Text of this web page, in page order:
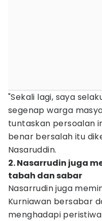
"Sekali lagi, saya
segenap warga
tuntaskan persoalan
benar bersalah itu
Nasaruddin.
2. Nasarrudin juga
tabah dan sabar
Nasarrudin juga
Kurniawan bersabar
menghadapi